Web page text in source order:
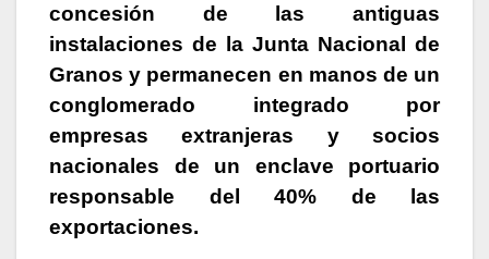
concesión de las antiguas
instalaciones de la Junta Nacional de
Granos y permanecen en manos de un
conglomerado integrado por
empresas extranjeras y socios
nacionales de un enclave portuario
responsable del 40% de las
exportaciones.